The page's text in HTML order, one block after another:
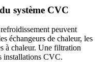
système CVC
peuvent
échangeurs de chaleur, les
à chaleur. Une filtration
installations CVC.